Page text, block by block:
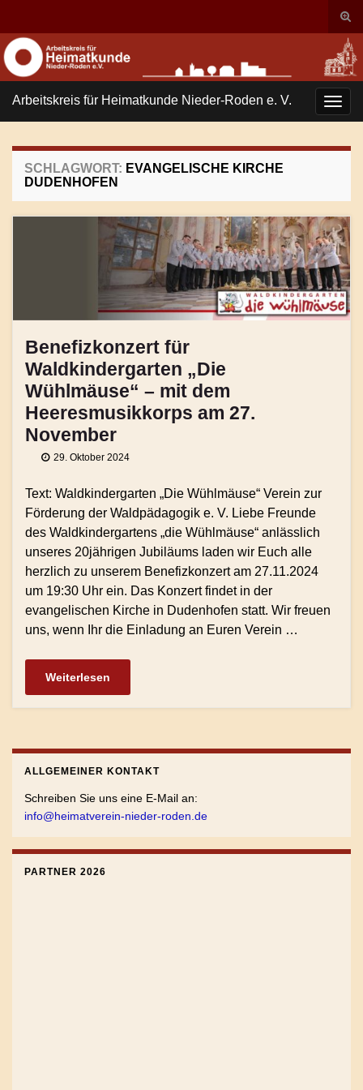
Search for:
Arbeitskreis für Heimatkunde Nieder-Roden e. V.
SCHLAGWORT: EVANGELISCHE KIRCHE
DUDENHOFEN
Benefizkonzert für
Waldkindergarten „Die
Wühlmäuse“ – mit dem
Heeresmusikkorps am 27.
November
29. Oktober 2024
Text: Waldkindergarten „Die Wühlmäuse“ Verein zur
Förderung der Waldpädagogik e. V. Liebe Freunde
des Waldkindergartens „die Wühlmäuse“ anlässlich
unseres 20jährigen Jubiläums laden wir Euch alle
herzlich zu unserem Benefizkonzert am 27.11.2024
um 19:30 Uhr ein. Das Konzert findet in der
evangelischen Kirche in Dudenhofen statt. Wir freuen
uns, wenn Ihr die Einladung an Euren Verein …
Weiterlesen
ALLGEMEINER KONTAKT
Schreiben Sie uns eine E-Mail an:
info@heimatverein-nieder-roden.de
PARTNER 2026